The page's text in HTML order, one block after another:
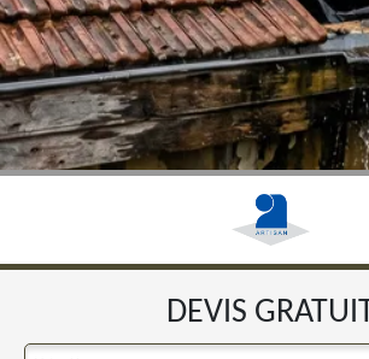
DEVIS GRATUIT